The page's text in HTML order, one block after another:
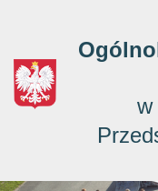
w